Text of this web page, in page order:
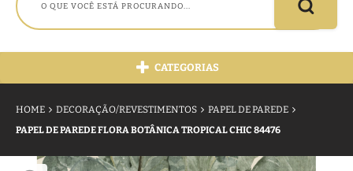
CATEGORIAS
HOME DECORAÇÃO/REVESTIMENTOS
PAPEL DE PAREDE
PAPEL DE PAREDE FLORA BOTÂNICA TROPICAL CHIC 84476